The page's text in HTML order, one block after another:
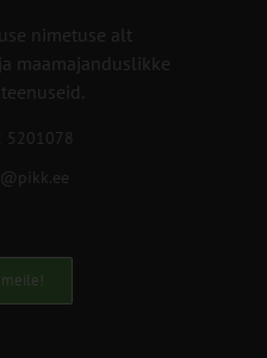
nimetuse alt
maamajanduslikke
5201078